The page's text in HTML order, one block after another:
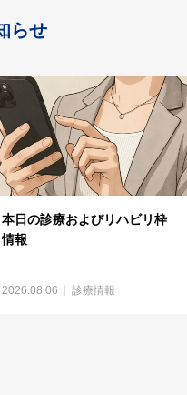
らせ
本日の診療およびリハビリ枠
情報
2026.08.06 診療情報